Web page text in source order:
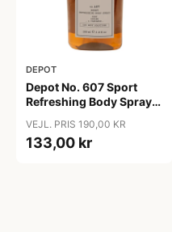
DEPOT
Depot No. 607 Sport
Refreshing Body Spray
VEJL. PRIS 190,00 KR
133,00 kr